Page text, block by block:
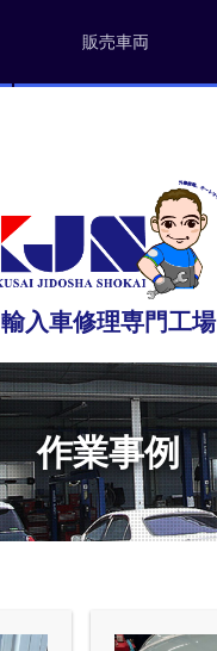
販売車両
輸入車修理専門工場
作業事例